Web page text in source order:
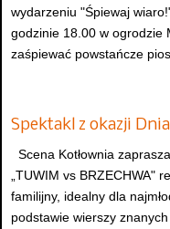
wydarzeniu "Śpiewaj
godzinie 18.00 w ogrodzie
zaśpiewać powstańcze
Spektakl z okazji
Scena Kotłownia
„TUWIM vs BRZECHWA"
familijny, idealny dla
podstawie wierszy